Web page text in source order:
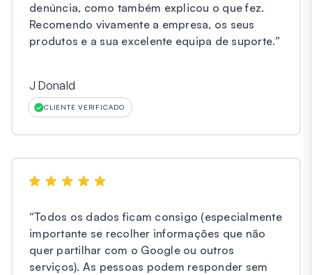
denúncia, como também explicou o que fez.
Recomendo vivamente a empresa, os seus
produtos e a sua excelente equipa de suporte.”
J Donald
CLIENTE VERIFICADO
“Todos os dados ficam consigo (especialmente
importante se recolher informações que não
quer partilhar com o Google ou outros
serviços). As pessoas podem responder sem